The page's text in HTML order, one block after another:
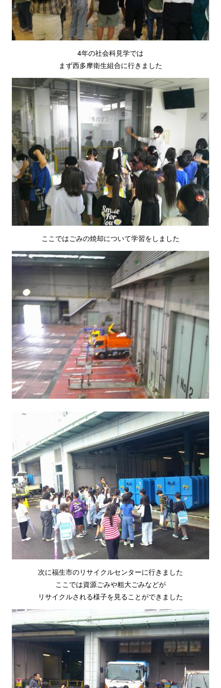
4年の社会科見学では
まず西多摩衛生組合に行きました
ここではごみの焼却について学習をしました
次に福生市のリサイクルセンターに行きました
ここでは資源ごみや粗大ごみなどが
リサイクルされる様子を見ることができました